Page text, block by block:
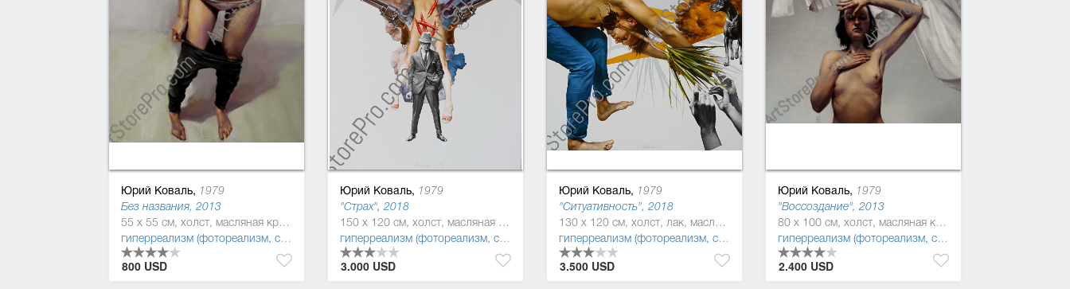
Юрий Коваль, 1979
Без названия, 2013
55 x 55 см, холст, масляная краска
гиперреализм (фотореализм, суперреализм)
,постмодернизм
800 USD
Юрий Коваль, 1979
"Страх", 2018
150 x 120 см, холст, масляная краска
гиперреализм (фотореализм, суперреализм)
,сюрреализм,трансавангард,постмодернизм,символизм
3.000 USD
Юрий Коваль, 1979
"Ситуативность", 2018
130 x 120 см, холст, лак, масляная краска
гиперреализм (фотореализм, суперреализм)
,сюрреализм,постмодернизм,
3.500 USD
Юрий Коваль, 1979
"Воссоздание", 2013
80 x 100 см, холст, масляная краска
гиперреализм (фотореализм, суперреализм)
2.400 USD